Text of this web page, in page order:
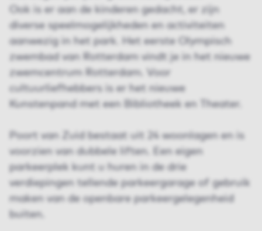
Ook is er aan de kinderen gedacht, er zijn
diverse speelmogelijkheden en activiteiten
aanwezig in het park. Het eerste Olympisch
zwembad van Rotterdam vindt je in het nieuwe
zwemcentrum Rotterdam. Voor
cultuurliefhebbers is er het nieuwe
Kunstenpand met een Bibliotheek en Theater.
Poort van Zuid bestaat uit 24 woonlagen en is
voorzien van dubbele liften. Een eigen
parkeerplek kunt u huren in de drie
verdiepingen tellende parkeergarage of gebruik
maken van de openbare parkeergelegenheid
buiten.